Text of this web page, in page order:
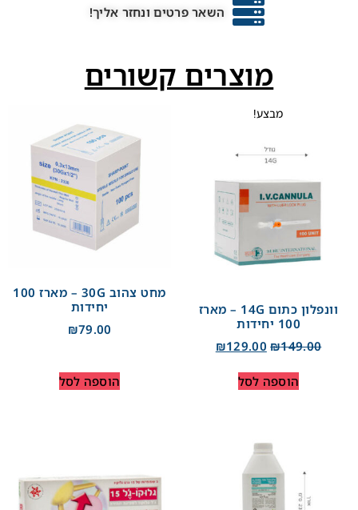
השאר פרטים ונחזר אליך!
מוצרים קשורים
מבצע!
וונפלון כתום 14G – מארז
100 יחידות
₪149.00
₪129.00
הוספה לסל
מחט צהוב 30G – מארז 100
יחידות
₪79.00
הוספה לסל